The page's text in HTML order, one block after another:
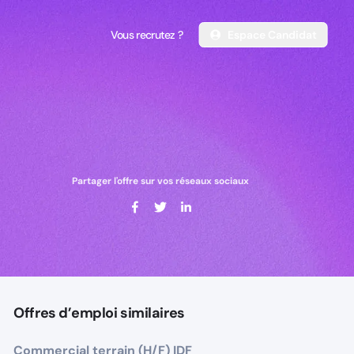
Vous recrutez ?
Vous recrutez ?
Partager l'offre sur vos réseaux sociaux
Offres d’emploi similaires
Commercial terrain (H/F) IDF